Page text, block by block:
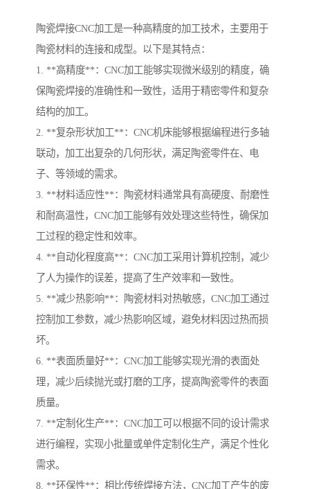
陶瓷焊接CNC加工是一种高精度的加工技术，主要用于
陶瓷材料的连接和成型。以下是其特点：
1. **高精度**：CNC加工能够实现微米级别的精度，确
保陶瓷焊接的准确性和一致性，适用于精密零件和复杂
结构的加工。
2. **复杂形状加工**：CNC机床能够根据编程进行多轴
联动，加工出复杂的几何形状，满足陶瓷零件在、电
子、等领域的需求。
3. **材料适应性**：陶瓷材料通常具有高硬度、耐磨性
和耐高温性，CNC加工能够有效处理这些特性，确保加
工过程的稳定性和效率。
4. **自动化程度高**：CNC加工采用计算机控制，减少
了人为操作的误差，提高了生产效率和一致性。
5. **减少热影响**：陶瓷材料对热敏感，CNC加工通过
控制加工参数，减少热影响区域，避免材料因过热而损
坏。
6. **表面质量好**：CNC加工能够实现光滑的表面处
理，减少后续抛光或打磨的工序，提高陶瓷零件的表面
质量。
7. **定制化生产**：CNC加工可以根据不同的设计需求
进行编程，实现小批量或单件定制化生产，满足个性化
需求。
8. **环保性**：相比传统焊接方法，CNC加工产生的废